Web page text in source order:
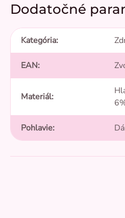
Dodatočné
Kategória:
EAN:
Materiál:
Pohlavie: